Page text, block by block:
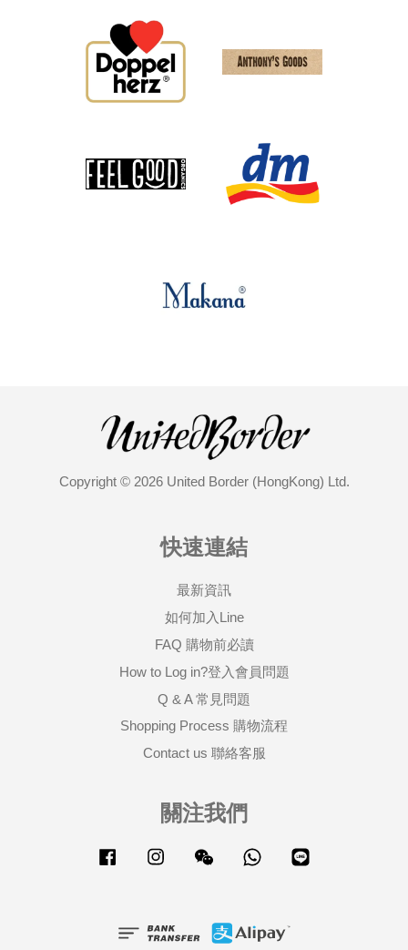
Copyright © 2026 United Border (HongKong) Ltd.
快速連結
最新資訊
如何加入Line
FAQ 購物前必讀
How to Log in?登入會員問題
Q & A 常見問題
Shopping Process 購物流程
Contact us 聯絡客服
關注我們
Facebook Instagram Wechat Whatsapp